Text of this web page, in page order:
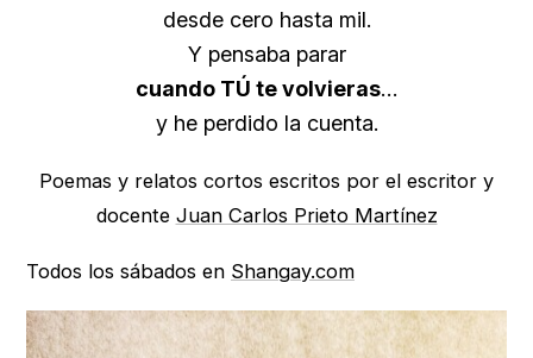
desde cero hasta mil.
Y pensaba parar
cuando TÚ te volvieras…
y he perdido la cuenta.
Poemas y relatos cortos escritos por el escritor y
docente Juan Carlos Prieto Martínez
Todos los sábados en Shangay.com